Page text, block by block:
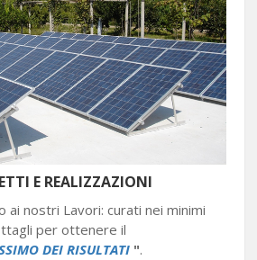
E REALIZZAZIONI
ai nostri Lavori: curati nei minimi
per ottenere il
DEI RISULTATI".